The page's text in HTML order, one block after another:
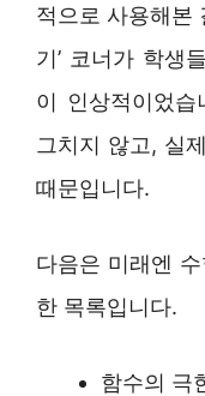
적으로 사용해본
기’ 코너가 학생
이 인상적이었
그치지 않고, 실
때문입니다.
다음은 미래엔
한 목록입니다.
함수의 극